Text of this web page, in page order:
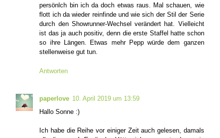
persönlch bin ich da doch etwas raus. Mal schauen, wie
flott ich da wieder reinfinde und wie sich der Stil der Serie
durch den Showrunner-Wechsel verändert hat. Vielleicht
ist das ja auch positiv, denn die erste Staffel hatte schon
so ihre Längen. Etwas mehr Pepp würde dem ganzen
stellenweise gut tun.
Antworten
paperlove 10. April 2019 um 13:59
Hallo Sonne :)
Ich habe die Reihe vor einiger Zeit auch gelesen, damals